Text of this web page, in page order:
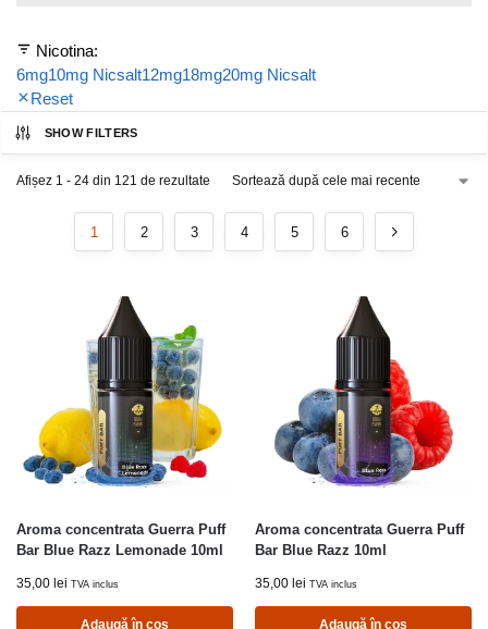
Nicotina:
6mg10mg Nicsalt12mg18mg20mg Nicsalt
Reset
SHOW FILTERS
Afișez 1 - 24 din 121 de rezultate
1 2 3 4 5 6
Aroma concentrata Guerra Puff
Bar Blue Razz Lemonade 10ml
35,00 lei TVA inclus
Adaugă în coș
Aroma concentrata Guerra Puff
Bar Blue Razz 10ml
35,00 lei TVA inclus
Adaugă în coș